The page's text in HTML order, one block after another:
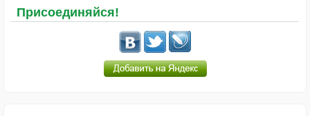
Присоединяйся!